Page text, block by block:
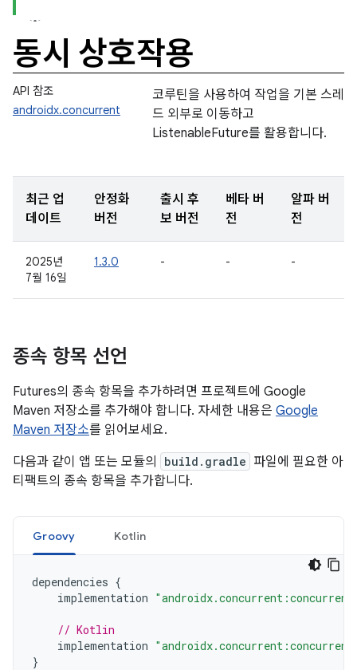
동시 상호작용
API 참조
androidx.concurrent
코루틴을 사용하여 작업을 기본 스레
드 외부로 이동하고
ListenableFuture를 활용합니다.
최근 업
데이트
안정화
버전
출시 후
보 버전
베타 버
전
알파 버
전
2025년
7월 16일
1.3.0 - - -
종속 항목 선언
Futures의 종속 항목을 추가하려면 프로젝트에 Google
Maven 저장소를 추가해야 합니다. 자세한 내용은 Google
Maven 저장소를 읽어보세요.
다음과 같이 앱 또는 모듈의
build.gradle 파일에 필요한 아
티팩트의 종속 항목을 추가합니다.
Groovy Kotlin
dependencies {
implementation
// Kotlin
implementation
}